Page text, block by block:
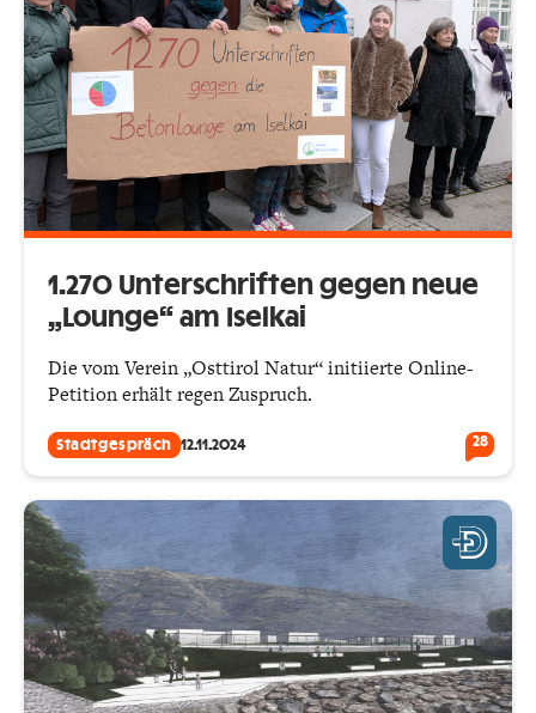
1.270 Unterschriften gegen neue
„Lounge“ am Iselkai
Die vom Verein „Osttirol Natur“ initiierte Online-
Petition erhält regen Zuspruch.
Stadtgespräch 12.11.2024 28